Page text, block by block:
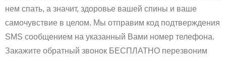
нем спать, а значит, здоровье вашей спины и ваше
самочувствие в целом. Мы отправим код подтверждения
SMS сообщением на указанный Вами номер телефона.
Закажите обратный звонок БЕСПЛАТНО перезвоним